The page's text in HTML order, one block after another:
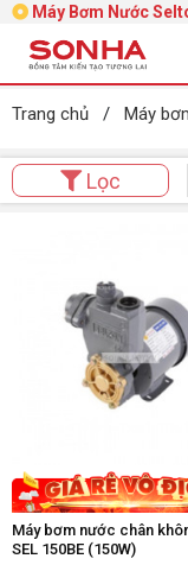
Máy Bơm Nước
Trang chủ / Máy
Lọc
Máy bơm nước chân
SEL 150BE (150W)